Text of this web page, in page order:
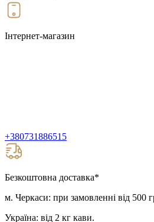
Інтернет-магазин
+380731886515
Безкоштовна доставка*
м. Черкаси: при замовленні від 500
Україна: від 2 кг кави.